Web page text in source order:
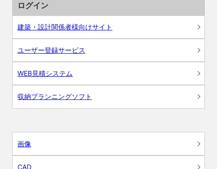
ログイン
建築・設計関係者様向けサイト
ユーザー登録サービス
WEB見積システム
収納プランニングソフト
画像
CAD